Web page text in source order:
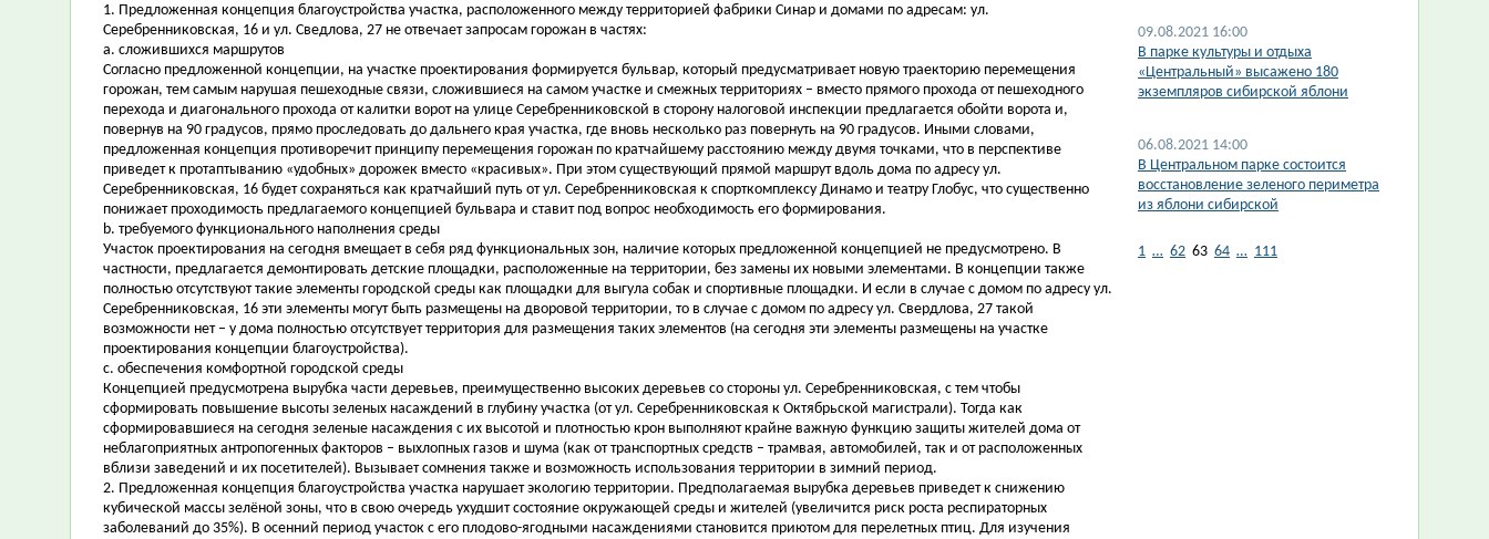
1. Предложенная концепция благоустройства участка, расположенного между территорией фабрики Синар и домами по адресам: ул.
Серебренниковская, 16 и ул. Сведлова, 27 не отвечает запросам горожан в частях:
a. сложившихся маршрутов
Согласно предложенной концепции, на участке проектирования формируется бульвар, который предусматривает новую траекторию перемещения
горожан, тем самым нарушая пешеходные связи, сложившиеся на самом участке и смежных территориях – вместо прямого прохода от пешеходного
перехода и диагонального прохода от калитки ворот на улице Серебренниковской в сторону налоговой инспекции предлагается обойти ворота и,
повернув на 90 градусов, прямо проследовать до дальнего края участка, где вновь несколько раз повернуть на 90 градусов. Иными словами,
предложенная концепция противоречит принципу перемещения горожан по кратчайшему расстоянию между двумя точками, что в перспективе
приведет к протаптыванию «удобных» дорожек вместо «красивых». При этом существующий прямой маршрут вдоль дома по адресу ул.
Серебренниковская, 16 будет сохраняться как кратчайший путь от ул. Серебренниковская к спорткомплексу Динамо и театру Глобус, что существенно
понижает проходимость предлагаемого концепцией бульвара и ставит под вопрос необходимость его формирования.
b. требуемого функционального наполнения среды
Участок проектирования на сегодня вмещает в себя ряд функциональных зон, наличие которых предложенной концепцией не предусмотрено. В
частности, предлагается демонтировать детские площадки, расположенные на территории, без замены их новыми элементами. В концепции также
полностью отсутствуют такие элементы городской среды как площадки для выгула собак и спортивные площадки. И если в случае с домом по адресу ул.
Серебренниковская, 16 эти элементы могут быть размещены на дворовой территории, то в случае с домом по адресу ул. Свердлова, 27 такой
возможности нет – у дома полностью отсутствует территория для размещения таких элементов (на сегодня эти элементы размещены на участке
проектирования концепции благоустройства).
c. обеспечения комфортной городской среды
Концепцией предусмотрена вырубка части деревьев, преимущественно высоких деревьев со стороны ул. Серебренниковская, с тем чтобы
сформировать повышение высоты зеленых насаждений в глубину участка (от ул. Серебренниковская к Октябрьской магистрали). Тогда как
сформировавшиеся на сегодня зеленые насаждения с их высотой и плотностью крон выполняют крайне важную функцию защиты жителей дома от
неблагоприятных антропогенных факторов – выхлопных газов и шума (как от транспортных средств – трамвая, автомобилей, так и от расположенных
вблизи заведений и их посетителей). Вызывает сомнения также и возможность использования территории в зимний период.
2. Предложенная концепция благоустройства участка нарушает экологию территории. Предполагаемая вырубка деревьев приведет к снижению
кубической массы зелёной зоны, что в свою очередь ухудшит состояние окружающей среды и жителей (увеличится риск роста респираторных
заболеваний до 35%). В осенний период участок с его плодово-ягодными насаждениями становится приютом для перелетных птиц. Для изучения
09.08.2021 16:00
В парке культуры и отдыха
«Центральный» высажено 180
экземпляров сибирской яблони
06.08.2021 14:00
В Центральном парке состоится
восстановление зеленого периметра
из яблони сибирской
1 … 62 63 64 … 111